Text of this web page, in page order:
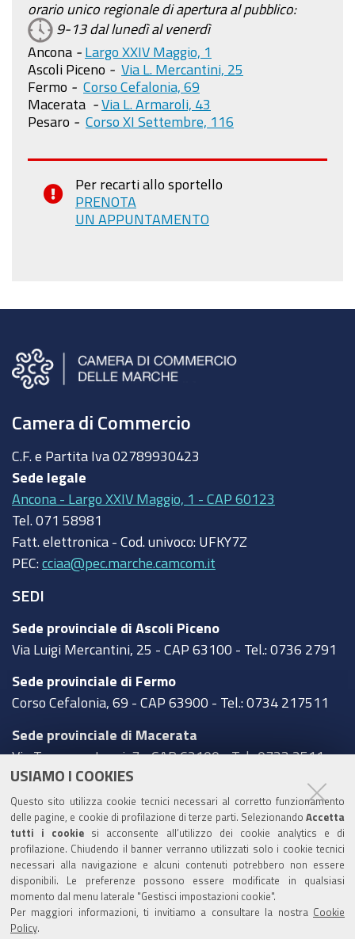
USIAMO I COOKIES
Questo sito utilizza cookie tecnici necessari al corretto funzionamento
delle pagine, e cookie di profilazione di terze parti. Selezionando Accetta
tutti i cookie si acconsente all’utilizzo dei cookie analytics e di
profilazione. Chiudendo il banner verranno utilizzati solo i cookie tecnici
necessari alla navigazione e alcuni contenuti potrebbero non essere
disponibili. Le preferenze possono essere modificate in qualsiasi
momento dal menu laterale "Gestisci impostazioni cookie".
Per maggiori informazioni, ti invitiamo a consultare la nostra Cookie
Policy
orario unico regionale di apertura al pubblico:
9-13 dal lunedì al venerdì
Ancona - Largo XXIV Maggio, 1
Ascoli Piceno - Via L. Mercantini, 25
Fermo - Corso Cefalonia, 69
Macerata - Via L. Armaroli, 43
Pesaro - Corso XI Settembre, 116
Per recarti allo sportello
PRENOTA
UN APPUNTAMENTO
Camera di Commercio
C.F. e Partita Iva 02789930423
Sede legale
Ancona - Largo XXIV Maggio, 1 - CAP 60123
Tel. 071 58981
Fatt. elettronica - Cod. univoco: UFKY7Z
PEC: cciaa@pec.marche.camcom.it
SEDI
Sede provinciale di Ascoli Piceno
Via Luigi Mercantini, 25 - CAP 63100 - Tel.: 0736 2791
Sede provinciale di Fermo
Corso Cefalonia, 69 - CAP 63900 - Tel.: 0734 217511
Sede provinciale di Macerata
Via Tommaso Lauri, 7 - CAP 62100 - Tel.: 0733 2511
Corso XI Settembre, 116 - CAP 61121 - Tel.: 0721
3571
TRASPARENZA
Amministrazione trasparente
Statistiche Web del sito (fonte Web Analytics Italia)